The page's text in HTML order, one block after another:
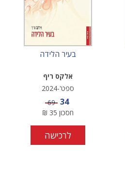
בעיר הלידה
אלקס ריף
ספט'-2024
מחיר מבצע
34 מחיר
69
חסכון 35
₪
לרכישה